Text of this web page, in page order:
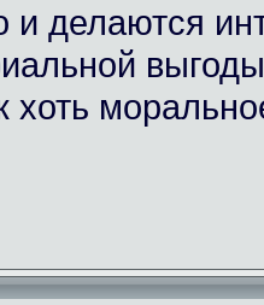
и делаются
хоть